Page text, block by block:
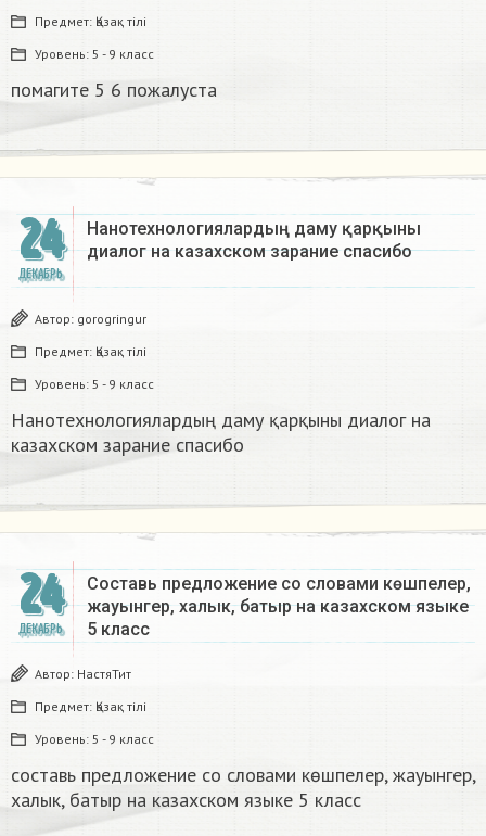
Предмет: Қазақ тiлi
Уровень: 5 - 9 класс
помагите 5 6 пожалуста​
24
ДЕКАБРЬ
Нанотехнологиялардың даму қарқыны
диалог на казахском зарание спасибо
Автор: gorogringur
Предмет: Қазақ тiлi
Уровень: 5 - 9 класс
Нанотехнологиялардың даму қарқыны диалог на
казахском зарание спасибо
24
ДЕКАБРЬ
Составь предложение со словами көшпелер,
жауынгер, халык, батыр на казахском языке
5 класс​
Автор: НастяТит
Предмет: Қазақ тiлi
Уровень: 5 - 9 класс
составь предложение со словами көшпелер, жауынгер,
халык, батыр на казахском языке 5 класс​